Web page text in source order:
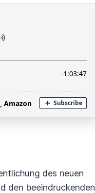
des neuen
den beeindruckenden